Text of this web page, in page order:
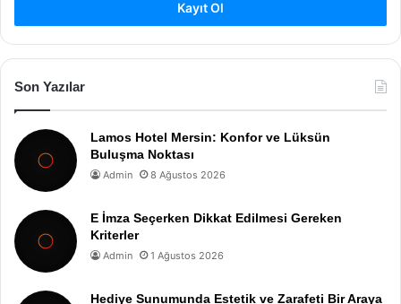
Kayıt Ol
Son Yazılar
Lamos Hotel Mersin: Konfor ve Lüksün
Buluşma Noktası
Admin 8 Ağustos 2026
E İmza Seçerken Dikkat Edilmesi Gereken
Kriterler
Admin 1 Ağustos 2026
Hediye Sunumunda Estetik ve Zarafeti Bir Araya